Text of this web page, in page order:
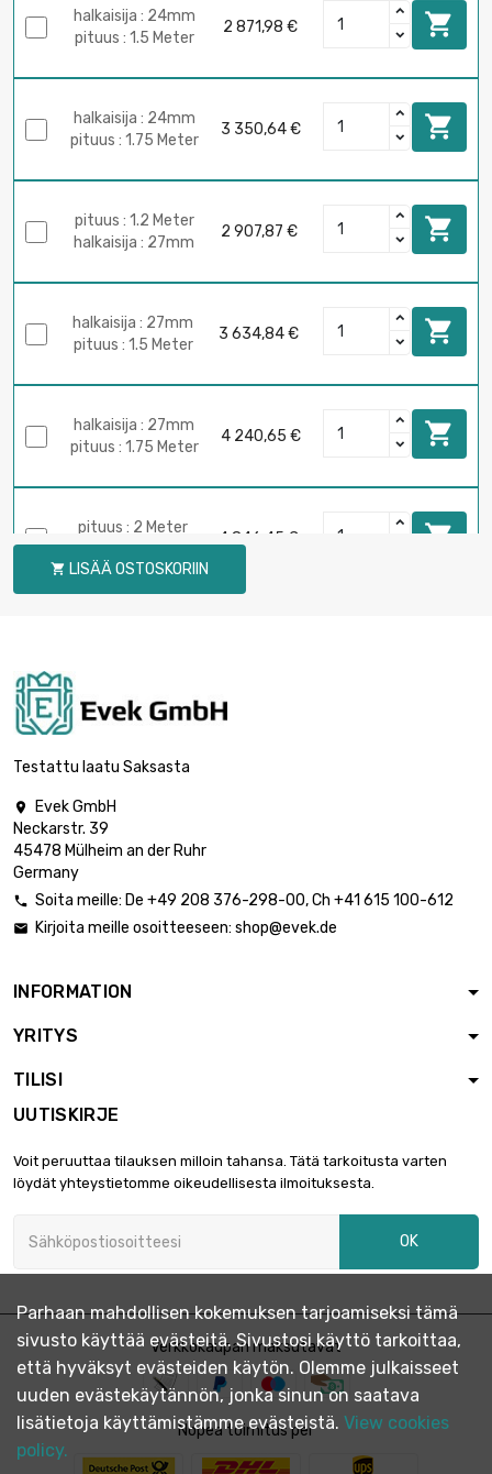
halkaisija : 24mm
pituus : 1.5 Meter
2 871,98 € 
halkaisija : 24mm
pituus : 1.75 Meter
3 350,64 € 
pituus : 1.2 Meter
halkaisija : 27mm
2 907,87 € 
halkaisija : 27mm
pituus : 1.5 Meter
3 634,84 € 
halkaisija : 27mm
pituus : 1.75 Meter
4 240,65 € 
pituus : 2 Meter
halkaisija : 27mm
4 846,45 € 
halkaisija : 30mm
halkaisija : 30mm
pituus : 1.75 Meter
pituus : 2 Meter
pituus : 1.2 Meter
pituus : 1.5 Meter
5 429,82 € 
halkaisija : 33mm
pituus : 2 Meter
halkaisija : 33mm
7 239,77 € 
halkaisija : 34mm
4 611,11 €
 LISÄÄ OSTOSKORIIN
Testattu laatu Saksasta

Evek GmbH
Neckarstr. 39
45478 Mülheim an der Ruhr
Germany
 Soita meille: De +49 208 376-298-00, Ch +41 615 100-612
 Kirjoita meille osoitteeseen: shop@evek.de
INFORMATION
YRITYS
TILISI
UUTISKIRJE
Voit peruuttaa tilauksen milloin tahansa. Tätä tarkoitusta varten
löydät yhteystietomme oikeudellisesta ilmoituksesta.
OK
Verkkokaupan maksutavat
Nopea toimitus per
Parhaan mahdollisen kokemuksen tarjoamiseksi tämä
sivusto käyttää evästeitä. Sivustosi käyttö tarkoittaa,
että hyväksyt evästeiden käytön. Olemme julkaisseet
uuden evästekäytännön, jonka sinun on saatava
lisätietoja käyttämistämme evästeistä. View cookies
policy.